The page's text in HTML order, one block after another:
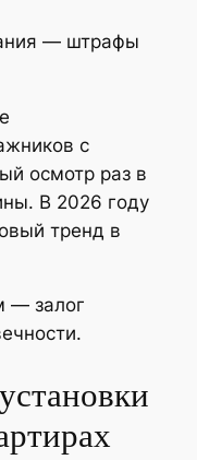
— штрафы
с
осмотр раз в
В 2026 году
тренд в
— залог